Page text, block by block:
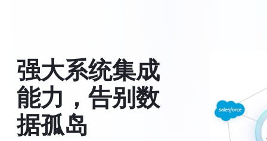
强大系统集成
能力，告别数
据孤岛